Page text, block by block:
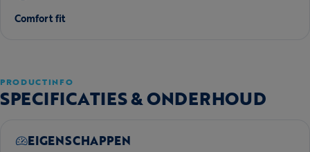
Comfort fit
PRODUCTINFO
SPECIFICATIES & ONDERHOUD
EIGENSCHAPPEN